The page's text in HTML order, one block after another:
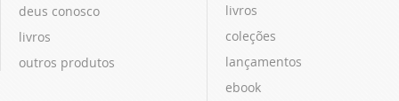
deus conosco
livros
outros produtos
livros
coleções
lançamentos
ebook